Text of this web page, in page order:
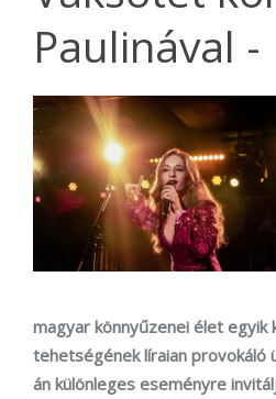
Paulinával -
magyar könnyűzenei élet egyik
tehetségének líraian provokáló
án különleges eseményre